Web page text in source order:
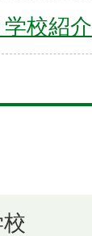
校紹介